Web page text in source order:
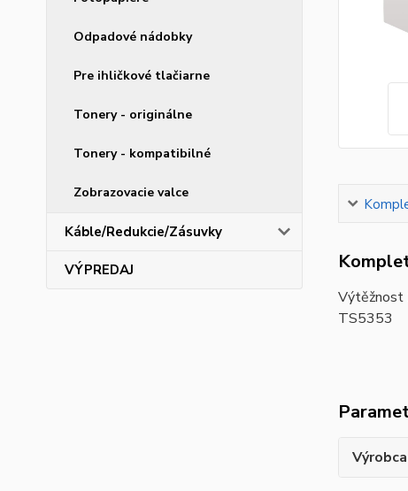
Odpadové nádobky
Pre ihličkové tlačiarne
Tonery - originálne
Tonery - kompatibilné
Zobrazovacie valce
Káble/Redukcie/Zásuvky
VÝPREDAJ
Výtěžnost
TS5353
Výrobca